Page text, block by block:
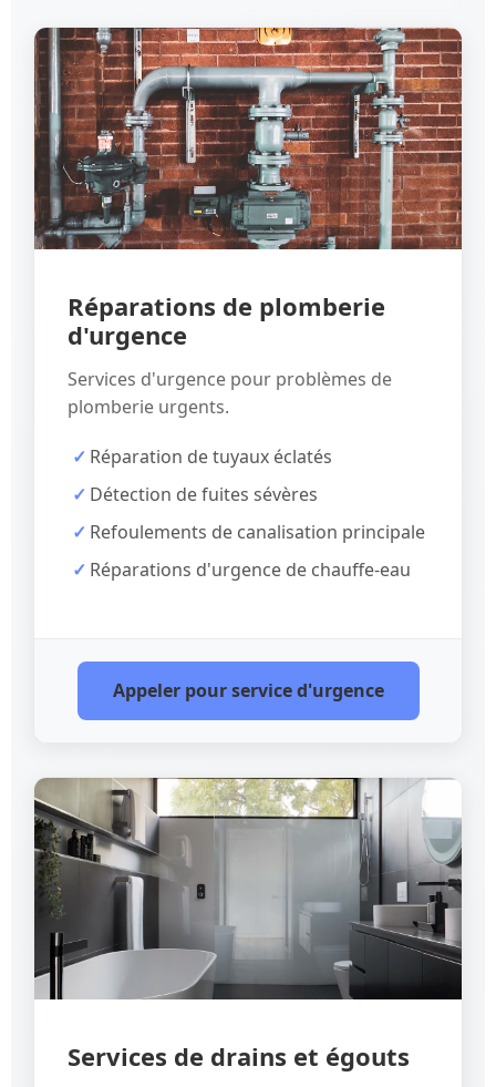
Réparations de plomberie
d'urgence
Services d'urgence pour problèmes de
plomberie urgents.
Réparation de tuyaux éclatés
Détection de fuites sévères
Refoulements de canalisation principale
Réparations d'urgence de chauffe-eau
Appeler pour service d'urgence
Services de drains et égouts